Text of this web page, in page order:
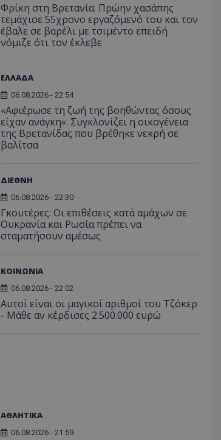
Φρίκη στη Βρετανία: Πρώην χασάπης
τεμάχισε 55χρονο εργαζόμενό του και τον
έβαλε σε βαρέλι με τσιμέντο επειδή
νόμιζε ότι τον έκλεβε
ΕΛΛΑΔΑ
06.08.2026 - 22:54
«Αφιέρωσε τη ζωή της βοηθώντας όσους
είχαν ανάγκη»: Συγκλονίζει η οικογένεια
της Βρετανίδας που βρέθηκε νεκρή σε
βαλίτσα
ΔΙΕΘΝΗ
06.08.2026 - 22:30
Γκουτέρες: Οι επιθέσεις κατά αμάχων σε
Ουκρανία και Ρωσία πρέπει να
σταματήσουν αμέσως
ΚΟΙΝΩΝΙΑ
06.08.2026 - 22:02
Αυτοί είναι οι μαγικοί αριθμοί του Τζόκερ
- Μάθε αν κέρδισες 2.500.000 ευρώ
ΑΘΛΗΤΙΚΑ
06.08.2026 - 21:59